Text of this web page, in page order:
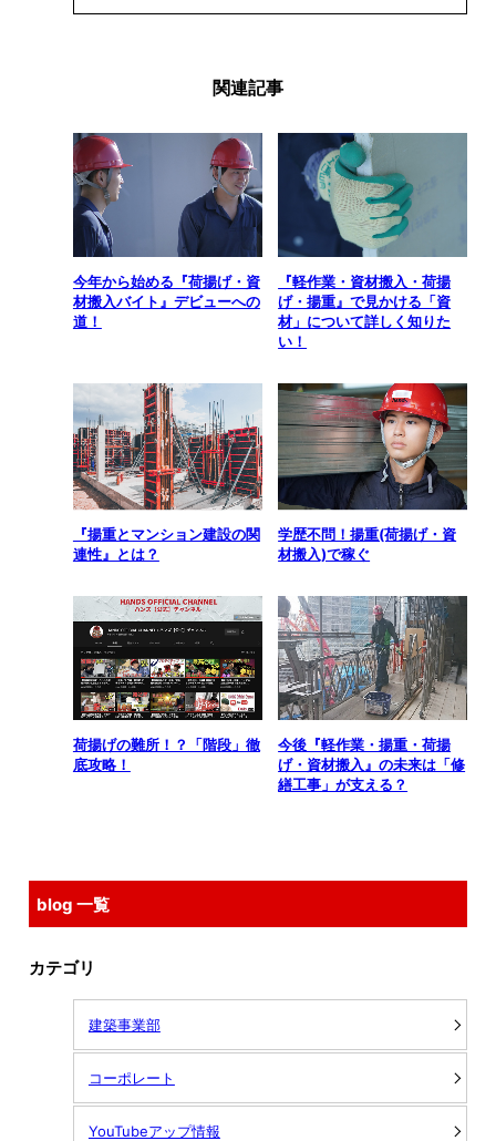
関連記事
今年から始める『荷揚げ・資
材搬入バイト』デビューへの
道！
『軽作業・資材搬入・荷揚
げ・揚重』で見かける「資
材」について詳しく知りた
い！
『揚重とマンション建設の関
連性』とは？
学歴不問！揚重(荷揚げ・資
材搬入)で稼ぐ
荷揚げの難所！？「階段」徹
底攻略！
今後『軽作業・揚重・荷揚
げ・資材搬入』の未来は「修
繕工事」が支える？
blog 一覧
カテゴリ
建築事業部
コーポレート
YouTubeアップ情報